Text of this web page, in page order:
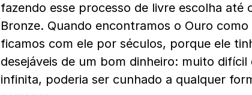
fazendo esse processo de livre escolha até
Bronze. Quando encontramos o Ouro
ficamos com ele por séculos, porque ele
desejáveis de um bom dinheiro: muito
infinita, poderia ser cunhado a qualquer